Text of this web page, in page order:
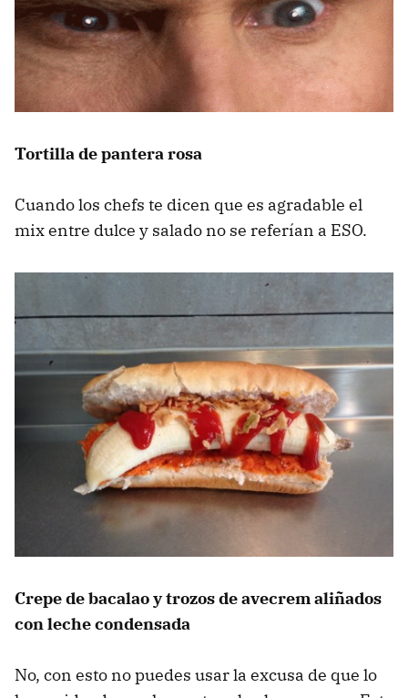
Tortilla de pantera rosa
Cuando los chefs te dicen que es agradable el
mix entre dulce y salado no se referían a ESO.
Crepe de bacalao y trozos de avecrem aliñados
con leche condensada
No, con esto no puedes usar la excusa de que lo